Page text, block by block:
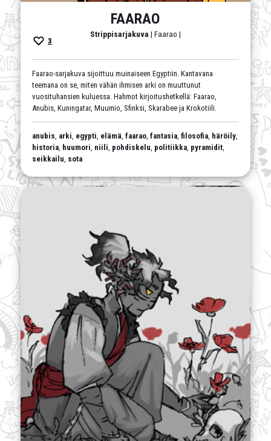
FAARAO
Strippisarjakuva | Faarao |
3
Faarao-sarjakuva sijoittuu muinaiseen Egyptiin. Kantavana
teemana on se, miten vähän ihmisen arki on muuttunut
vuosituhansien kuluessa. Hahmot kirjoitushetkellä: Faarao,
Anubis, Kuningatar, Muumio, Sfinksi, Skarabee ja Krokotiili.
anubis, arki, egypti, elämä,faarao,fantasia,filosofia, häröily,
historia, huumori, niili, pohdiskelu, politiikka, pyramidit,
seikkailu, sota